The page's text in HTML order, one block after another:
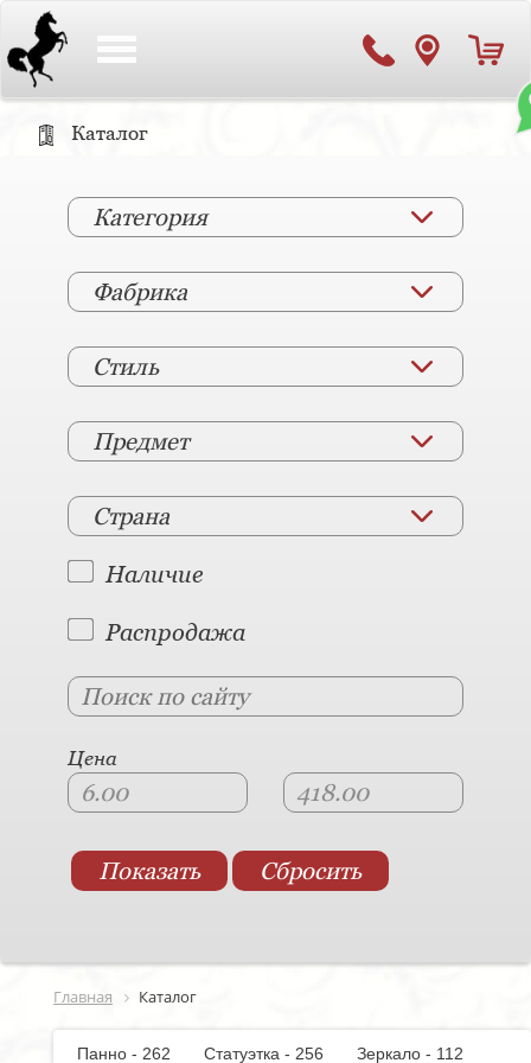
Каталог
Категория
Фабрика
Стиль
Предмет
Страна
Наличие
Распродажа
Цена
Главная Каталог
Панно - 262 Статуэтка - 256
Зеркало - 112